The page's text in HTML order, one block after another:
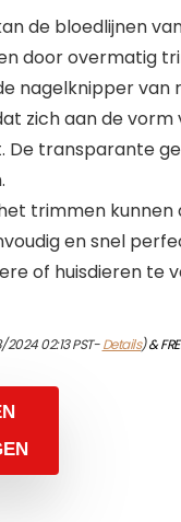
de bloedlijnen
door overmatig
nagelknipper
zich aan de
De transparante
trimmen
en snel
of huisdieren te
02:13 PST-Details)&